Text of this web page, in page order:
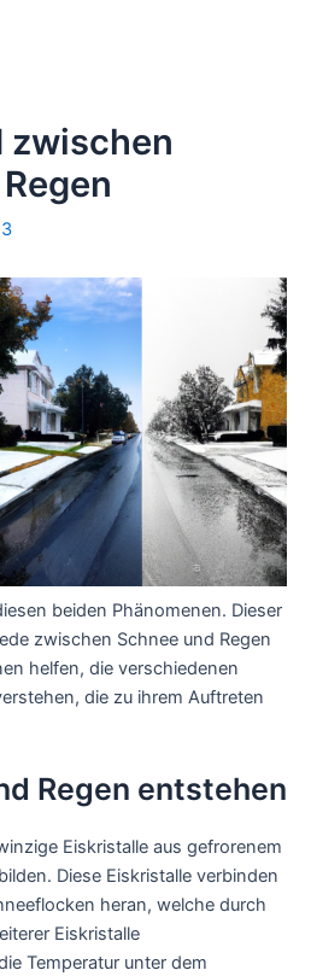
zwischen
beiden Phänomenen. Dieser
zwischen Schnee und Regen
helfen, die verschiedenen
die zu ihrem Auftreten
Regen entstehen
Eiskristalle aus gefrorenem
Diese Eiskristalle verbinden
heran, welche durch
Eiskristalle
Temperatur unter dem